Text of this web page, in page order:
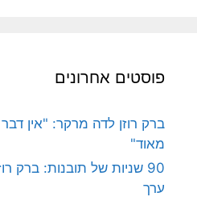
פוסטים אחרונים
ברק רוזן לדה מרקר: "אין
מאוד"
90 שניות של תובנות: ברק
ערך